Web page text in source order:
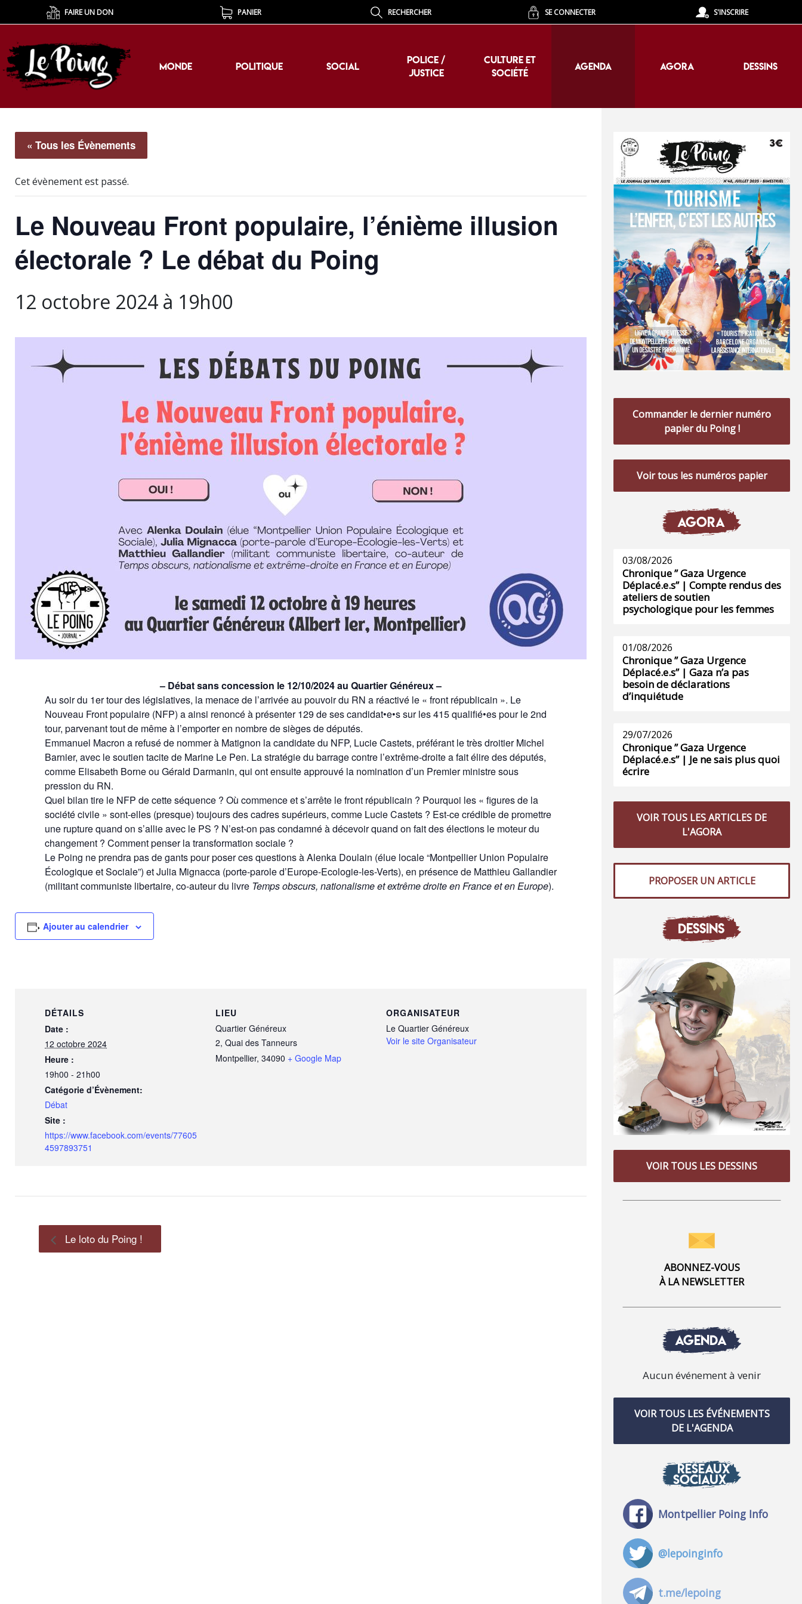
FAIRE UN DON PANIER RECHERCHER SE CONNECTER S'INSCRIRE
MONDE POLITIQUE SOCIAL
POLICE /
JUSTICE
CULTURE ET
SOCIÉTÉ
AGENDA AGORA DESSINS
MONDE POLITIQUE SOCIAL
POLICE /
JUSTICE
CULTURE ET
SOCIÉTÉ
AGENDA AGORA DESSINS
« Tous les Évènements
Cet évènement est passé.
Le Nouveau Front populaire, l’énième illusion
électorale ? Le débat du Poing
12 octobre 2024 à 19h00
– Débat sans concession le 12/10/2024 au Quartier Généreux –
Au soir du 1er tour des législatives, la menace de l’arrivée au pouvoir du RN a réactivé le « front républicain ». Le
Nouveau Front populaire (NFP) a ainsi renoncé à présenter 129 de ses candidat•e•s sur les 415 qualifié•es pour le 2nd
tour, parvenant tout de même à l’emporter en nombre de sièges de députés.
Emmanuel Macron a refusé de nommer à Matignon la candidate du NFP, Lucie Castets, préférant le très droitier Michel
Barnier, avec le soutien tacite de Marine Le Pen. La stratégie du barrage contre l’extrême-droite a fait élire des députés,
comme Elisabeth Borne ou Gérald Darmanin, qui ont ensuite approuvé la nomination d’un Premier ministre sous
pression du RN.
Quel bilan tire le NFP de cette séquence ? Où commence et s’arrête le front républicain ? Pourquoi les « figures de la
société civile » sont-elles (presque) toujours des cadres supérieurs, comme Lucie Castets ? Est-ce crédible de promettre
une rupture quand on s’allie avec le PS ? N’est-on pas condamné à décevoir quand on fait des élections le moteur du
changement ? Comment penser la transformation sociale ?
Le Poing ne prendra pas de gants pour poser ces questions à Alenka Doulain (élue locale “Montpellier Union Populaire
Écologique et Sociale”) et Julia Mignacca (porte-parole d’Europe-Ecologie-les-Verts), en présence de Matthieu Gallandier
(militant communiste libertaire, co-auteur du livre Temps obscurs, nationalisme et extrême droite en France et en Europe).
Ajouter au calendrier
DÉTAILS
Date :
12 octobre 2024
Heure :
19h00 - 21h00
Catégorie d’Évènement:
Débat
Site :
https://www.facebook.com/events/77605
4597893751
LIEU
Quartier Généreux
2, Quai des Tanneurs
Montpellier, 34090 + Google Map
ORGANISATEUR
Le Quartier Généreux
Voir le site Organisateur
Le loto du Poing !
Commander le dernier numéro
papier du Poing !
Voir tous les numéros papier
AGORA
03/08/2026
Chronique ” Gaza Urgence
Déplacé.e.s” | Compte rendus des
ateliers de soutien
psychologique pour les femmes
01/08/2026
Chronique ” Gaza Urgence
Déplacé.e.s” | Gaza n’a pas
besoin de déclarations
d’inquiétude
29/07/2026
Chronique ” Gaza Urgence
Déplacé.e.s” | Je ne sais plus quoi
écrire
VOIR TOUS LES ARTICLES DE
L'AGORA
PROPOSER UN ARTICLE
DESSINS
VOIR TOUS LES DESSINS
ABONNEZ-VOUS
À LA NEWSLETTER
AGENDA
Aucun événement à venir
VOIR TOUS LES ÉVÉNEMENTS
DE L'AGENDA
RÉSEAUX
SOCIAUX
Montpellier Poing Info
@lepoinginfo
t.me/lepoing